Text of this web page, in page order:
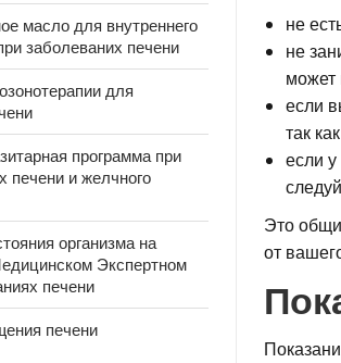
не
не
может
если
так
если
Это
от
масло для внутреннего
заболеваних печени
для
программа при
печени и желчного
организма на
Экспертном
печени
печени